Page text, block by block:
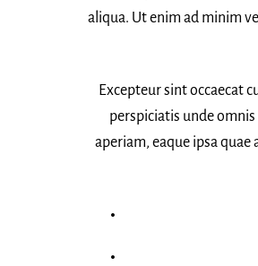
aliqua. Ut enim ad minim
Excepteur sint occaecat
perspiciatis unde
aperiam, eaque ipsa